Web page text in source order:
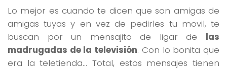
Lo mejor es cuando te dicen que son amigas de
amigas tuyas y en vez de pedirles tu movil, te
buscan por un mensajito de ligar de las
madrugadas de la televisión. Con lo bonita que
era la teletienda… Total, estos mensajes tienen